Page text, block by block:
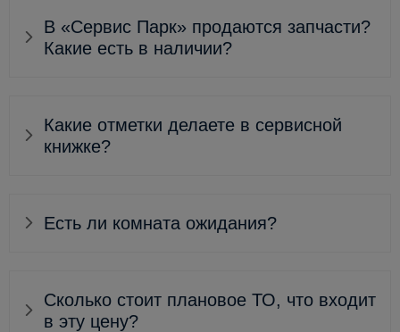
В «Сервис Парк» продаются запчасти?
Какие есть в наличии?
Какие отметки делаете в сервисной
книжке?
Есть ли комната ожидания?
Сколько стоит плановое ТО, что входит
в эту цену?